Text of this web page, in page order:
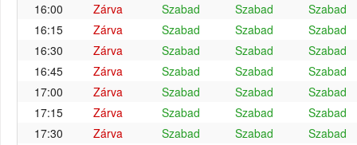
16:00
Zárva Szabad Szabad
Szabad
16:15
Zárva Szabad Szabad
Szabad
16:30
Zárva Szabad Szabad
Szabad
16:45
Zárva Szabad Szabad
Szabad
17:00
Zárva Szabad Szabad
Szabad
17:15
Zárva Szabad Szabad
Szabad
17:30
Zárva Szabad Szabad
Szabad